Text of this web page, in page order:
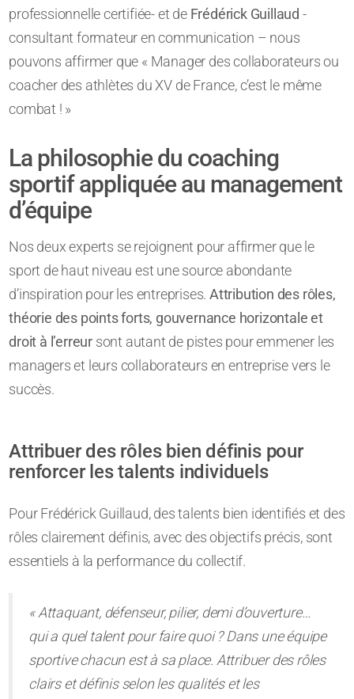
professionnelle certifiée- et de Frédérick Guillaud -
consultant formateur en communication – nous
pouvons affirmer que « Manager des collaborateurs ou
coacher des athlètes du XV de France, c’est le même
combat ! »
La philosophie du coaching
sportif appliquée au management
d’équipe
Nos deux experts se rejoignent pour affirmer que le
sport de haut niveau est une source abondante
d’inspiration pour les entreprises.Attribution des rôles,
théorie des points forts, gouvernance horizontale et
droit à l’erreur sont autant de pistes pour emmener les
managers et leurs collaborateurs en entreprise vers le
succès.
Attribuer des rôles bien définis pour
renforcer les talents individuels
Pour Frédérick Guillaud, des talents bien identifiés et des
rôles clairement définis, avec des objectifs précis, sont
essentiels à la performance du collectif.
« Attaquant, défenseur, pilier, demi d’ouverture…
qui a quel talent pour faire quoi ? Dans une équipe
sportive chacun est à sa place. Attribuer des rôles
clairs et définis selon les qualités et les